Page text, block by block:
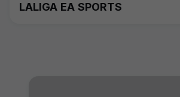
LALIGA EA SPORTS